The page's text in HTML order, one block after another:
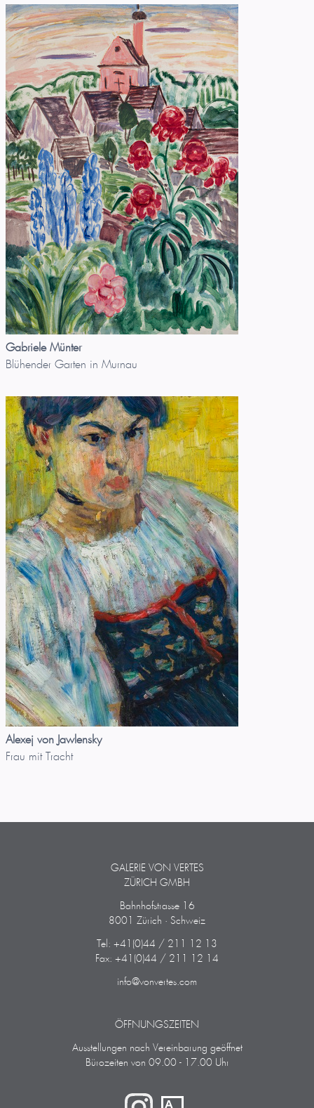
Gabriele Münter
Blühender Garten in Murnau
Alexej von Jawlensky
Frau mit Tracht
GALERIE VON VERTES
ZÜRICH GMBH
Bahnhofstrasse 16
8001 Zürich · Schweiz
Tel: +41(0)44 / 211 12 13
Fax: +41(0)44 / 211 12 14
info@vonvertes.com
ÖFFNUNGSZEITEN
Ausstellungen nach Vereinbarung geöffnet
Bürozeiten von 09.00 - 17.00 Uhr